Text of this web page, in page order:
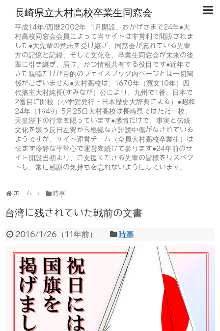
長崎県立大村高校卒業生同窓会
平成14年/西暦2002年 1月開設、おかげさまで24年●大
村高校同窓会会員によって当サイトは非営利で開設されま
した●大先輩の意志を受け継ぎ、同窓会が忘れている先輩
方の記憶と記録、そして文化を、卒業生同窓会が未来の後
輩に引き継ぎ、届け、かつ情報共有する役目です●近年で
きた親睦だけが目的のフェイスブック内ページとは一切関
係がございません●大村高校は、1670年（寛文10年）四
代藩主大村純長(すみなが）公により、九州で1番、日本で
2番目に開校（小学館発行・日本歴史大辞典による）●昭和
24年（1949）5月25日大村高校は長崎県ではただ一校、
天皇陛下の行幸を賜っています●感情だけで、事実と伝統
文化を嫌う反日左翼から根拠なき誹謗中傷がなされている
ようですが、サイト運営チーム（全員大村高校卒業生）は
怯まず冷静な平常心で運営を続けて参ります●24年前のサ
イト開設当初より、ご支援くださる先輩の皆様をリスペク
トし、常に感謝の気持ちを忘れないようにしています。
ホーム 時事
台湾に残されていた戦前の文書
2016/1/26 （11年前） 時事